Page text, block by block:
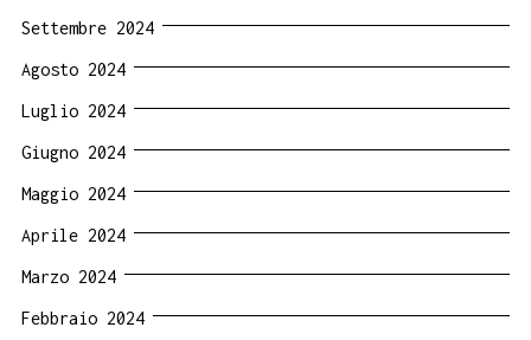
Settembre 2024
Agosto 2024
Luglio 2024
Giugno 2024
Maggio 2024
Aprile 2024
Marzo 2024
Febbraio 2024